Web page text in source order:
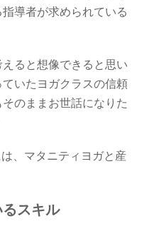
導者が求められている
ると想像できると思い
いたヨガクラスの信頼
のままお世話になりた
、マタニティヨガと産
スキル